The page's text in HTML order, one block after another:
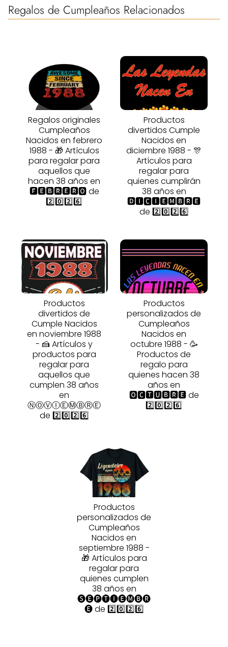
Regalos de Cumpleaños Relacionados
Regalos originales
Cumpleaños
Nacidos en febrero
1988 - 🎁 Artículos
para regalar para
aquellos que
hacen 38 años en
🅵🅴🅱🆁🅴🆁🅾 de
2️⃣0️⃣2️⃣6️⃣
Productos
divertidos Cumple
Nacidos en
diciembre 1988 - 🎊
Artículos para
regalar para
quienes cumplirán
38 años en
🅳🅸🅲🅸🅴🅼🅱🆁🅴
de 2️⃣0️⃣2️⃣6️⃣
Productos
divertidos de
Cumple Nacidos
en noviembre 1988
- 🍰 Artículos y
productos para
regalar para
aquellos que
cumplen 38 años
en
ⓃⓄⓋⒾⒺⓂⒷⓇⒺ
de 2️⃣0️⃣2️⃣6️⃣
Productos
personalizados de
Cumpleaños
Nacidos en
octubre 1988 - 🥳
Productos de
regalo para
quienes hacen 38
años en
🅾🅲🆃🆄🅱🆁🅴 de
2️⃣0️⃣2️⃣6️⃣
Productos
personalizados de
Cumpleaños
Nacidos en
septiembre 1988 -
🎁 Artículos para
regalar para
quienes cumplen
38 años en
🅢🅔🅟🅣🅘🅔🅜🅑🅡
🅔 de 2️⃣0️⃣2️⃣6️⃣